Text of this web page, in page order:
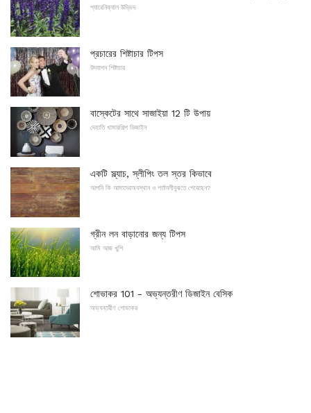
প্যারেনিক্যাল উদ্ভিদ
প্রচারের শিষ্টাচার টিপস
উদযাপন শিষ্টাচার
বাস্কেটের সাথে সাজাইয়া 12 টি উপায়
দেহাতি খামারশিল্প ডিজাইন
একটি স্ল্যাচ, স্লীপিং তল স্তর কিভাবে
আপনি কি আমাদেরঅবস্থান ও শর্তাবলীবুঝতে পেরেছেন?
গ্রীন লন বাড়ানোর জন্য টিপস
আমি আজ খুশি
শোভাকর 101 - অভ্যন্তরীণ ডিজাইন বেসিক
অভ্যন্তরীণ শোভাকর